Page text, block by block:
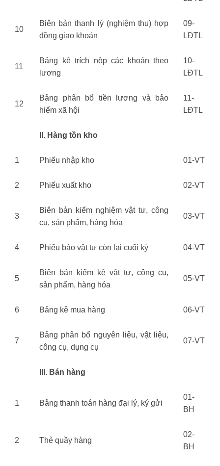
10
Biên bản thanh lý (nghiệm thu) hợp
đồng giao khoán
09-
LĐTL
11
Bảng kê trích nộp các khoản theo
lương
10-
LĐTL
12
Bảng phân bổ tiền lương và bảo
hiểm xã hội
11-
LĐTL
II. Hàng tồn kho
1 Phiếu nhập kho 01-VT
2 Phiếu xuất kho 02-VT
3
Biên bản kiểm nghiệm vật tư, công
cụ, sản phẩm, hàng hóa
03-VT
4 Phiếu báo vật tư còn lại cuối kỳ 04-VT
5
Biên bản kiểm kê vật tư, công cụ,
sản phẩm, hàng hóa
05-VT
6 Bảng kê mua hàng 06-VT
7
Bảng phân bổ nguyên liệu, vật liệu,
công cụ, dụng cụ
07-VT
III. Bán hàng
1 Bảng thanh toán hàng đại lý, ký gửi
01-
BH
2 Thẻ quầy hàng
02-
BH